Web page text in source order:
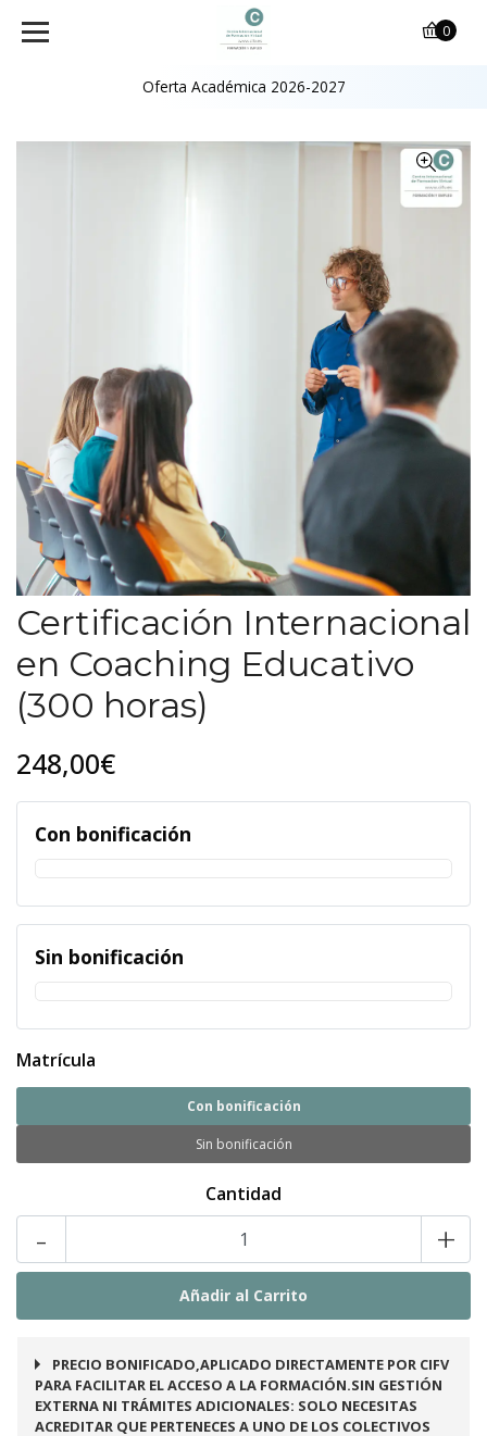
Oferta Académica 2026-2027
0
Certificación Internacional
en Coaching Educativo
(300 horas)
248,00€
Con bonificación
Sin bonificación
Matrícula
Con bonificación
Sin bonificación
Cantidad
- +
PRECIO BONIFICADO,APLICADO DIRECTAMENTE POR CIFV
PARA FACILITAR EL ACCESO A LA FORMACIÓN.SIN GESTIÓN
EXTERNA NI TRÁMITES ADICIONALES: SOLO NECESITAS
ACREDITAR QUE PERTENECES A UNO DE LOS COLECTIVOS